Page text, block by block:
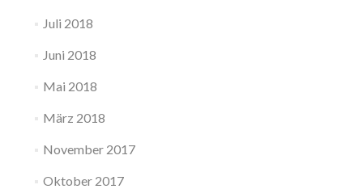
Juli 2018
Juni 2018
Mai 2018
März 2018
November 2017
Oktober 2017